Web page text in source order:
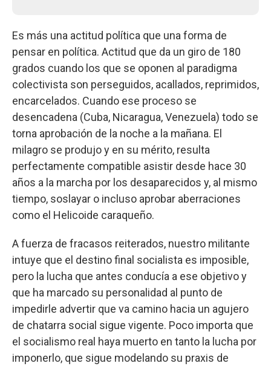
Es más una actitud política que una forma de
pensar en política. Actitud que da un giro de 180
grados cuando los que se oponen al paradigma
colectivista son perseguidos, acallados, reprimidos,
encarcelados. Cuando ese proceso se
desencadena (Cuba, Nicaragua, Venezuela) todo se
torna aprobación de la noche a la mañana. El
milagro se produjo y en su mérito, resulta
perfectamente compatible asistir desde hace 30
años a la marcha por los desaparecidos y, al mismo
tiempo, soslayar o incluso aprobar aberraciones
como el Helicoide caraqueño.
A fuerza de fracasos reiterados, nuestro militante
intuye que el destino final socialista es imposible,
pero la lucha que antes conducía a ese objetivo y
que ha marcado su personalidad al punto de
impedirle advertir que va camino hacia un agujero
de chatarra social sigue vigente. Poco importa que
el socialismo real haya muerto en tanto la lucha por
imponerlo, que sigue modelando su praxis de